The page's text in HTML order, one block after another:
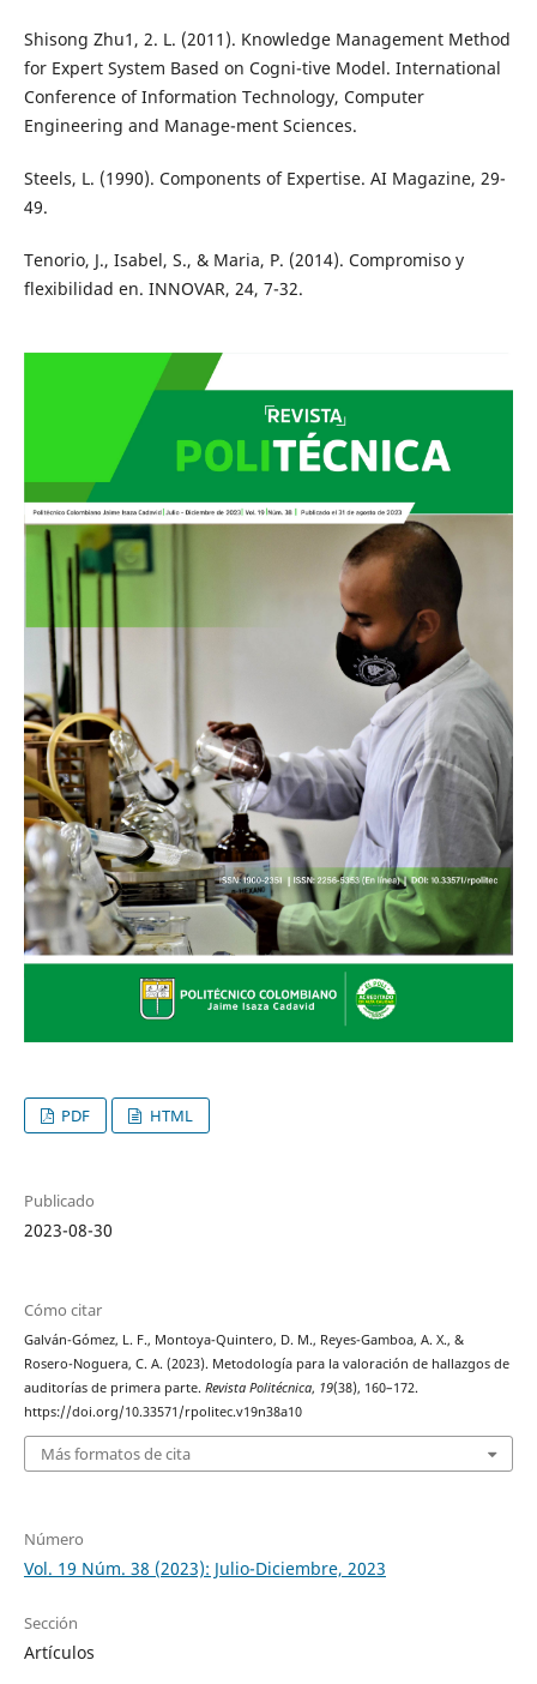
Shisong Zhu1, 2. L. (2011). Knowledge Management Method
for Expert System Based on Cogni-tive Model. International
Conference of Information Technology, Computer
Engineering and Manage-ment Sciences.
Steels, L. (1990). Components of Expertise. AI Magazine, 29-
49.
Tenorio, J., Isabel, S., & Maria, P. (2014). Compromiso y
flexibilidad en. INNOVAR, 24, 7-32.
PDF HTML
Publicado
2023-08-30
Cómo citar
Galván-Gómez, L. F., Montoya-Quintero, D. M., Reyes-Gamboa, A. X., &
Rosero-Noguera, C. A. (2023). Metodología para la valoración de hallazgos de
auditorías de primera parte. Revista Politécnica, 19(38), 160–172.
https://doi.org/10.33571/rpolitec.v19n38a10
Más formatos de cita
Número
Vol. 19 Núm. 38 (2023): Julio-Diciembre, 2023
Sección
Artículos